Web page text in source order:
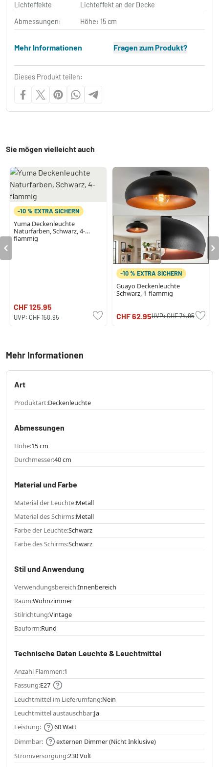
Lichteffekte
Lichteffekt an der Decke
Abmessungen:
Höhe: 15 cm
Mehr Informationen Fragen zum Produkt?
Dieses Produkt teilen:
Sie mögen vielleicht auch
-10 % EXTRA SICHERN
Yuma Deckenleuchte
Naturfarben, Schwarz, 4-
flammig
CHF 125.95
UVP:CHF 158.95
-10 % EXTRA SICHERN
Guayo Deckenleuchte
Schwarz, 1-flammig
CHF 62.95UVP:CHF 74.95
Mehr Informationen
Art
Produktart:Deckenleuchte
Abmessungen
Höhe:15 cm
Durchmesser:40 cm
Material und Farbe
Material der Leuchte:Metall
Material des Schirms:Metall
Farbe der Leuchte:Schwarz
Farbe des Schirms:Schwarz
Stil und Anwendung
Verwendungsbereich:Innenbereich
Raum:Wohnzimmer
Stilrichtung:Vintage
Bauform:Rund
Technische Daten Leuchte & Leuchtmittel
Anzahl Flammen:1
Fassung:E27
Leuchtmittel im Lieferumfang:Nein
Leuchtmittel austauschbar:Ja
Leistung:
60 Watt
Dimmbar:
externen Dimmer (Nicht Inklusive)
Stromversorgung:230 Volt